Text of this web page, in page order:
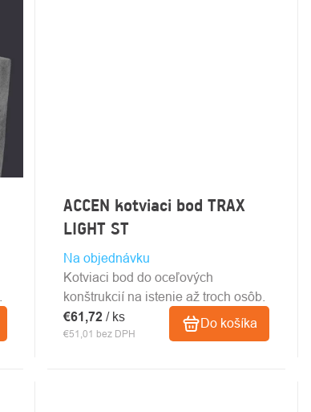
ACCEN kotviaci bod TRAX
LIGHT ST
Na objednávku
€51,01 bez DPH
€61,72 / ks Do košíka
Kotviaci bod do oceľových
konštrukcií na istenie až troch osôb.